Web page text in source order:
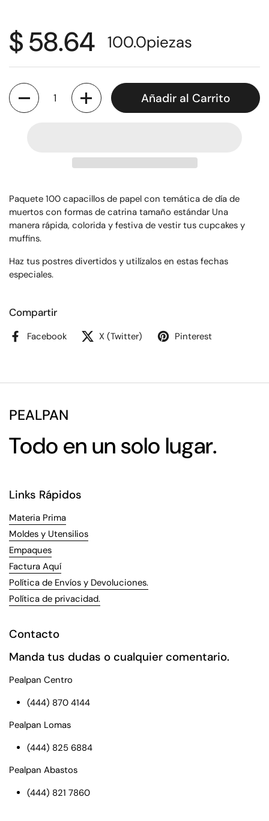
$ 58.64 100.0piezas
Cantidad
Añadir al Carrito
Paquete 100 capacillos de papel con temática de día de
muertos con formas de catrina tamaño estándar Una
manera rápida, colorida y festiva de vestir tus cupcakes y
muffins.
Haz tus postres divertidos y utilízalos en estas fechas
especiales.
Compartir
Facebook X (Twitter) Pinterest
PEALPAN
Todo en un solo lugar.
Links Rápidos
Materia Prima
Moldes y Utensilios
Empaques
Factura Aquí
Política de Envíos y Devoluciones.
Política de privacidad.
Contacto
Manda tus dudas o cualquier comentario.
Pealpan Centro
(444) 870 4144
Pealpan Lomas
(444) 825 6884
Pealpan Abastos
(444) 821 7860